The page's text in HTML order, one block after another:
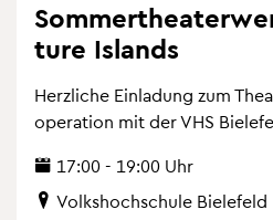
ture Is­lands
Herz­li­che Ein­la­dung zum
ope­ra­ti­on mit der VHS
17:00 - 19:00 Uhr
Volks­hoch­schu­le Bie­le­feld